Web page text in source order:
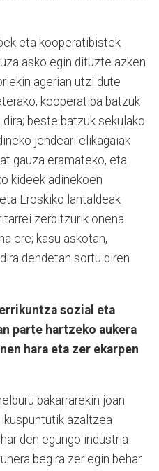
eta kooperatibistek
asko egin dituzte azken
agerian utzi dute
kooperatiba batzuk
beste batzuk sekulako
jendeari elikagaiak
gauza eramateko, eta
kideek adinekoen
Eroskiko lantaldeak
zerbitzurik onena
ere; kasu askotan,
dendetan sortu diren
sozial eta
parte hartzeko aukera
hara eta zer ekarpen
bakarrarekin joan
azaltzea
den egungo industria
begira zer egin behar